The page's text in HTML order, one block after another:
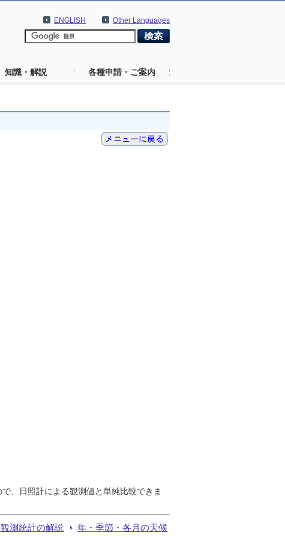
Other Languages
ENGLISH
知識・解説 各種申請・ご案内
、日照計による観測値と単純比較できま
測統計の解説 年・季節・各月の天候